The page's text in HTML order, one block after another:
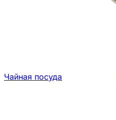
Чайная посуда